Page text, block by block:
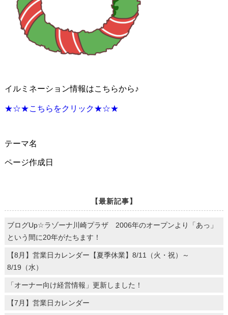
イルミネーション情報はこちらから♪
★☆★こちらをクリック★☆★
テーマ名
ページ作成日
【最新記事】
ブログUp☆ラゾーナ川崎プラザ 2006年のオープンより「あっ」
という間に20年がたちます！
【8月】営業日カレンダー【夏季休業】8/11（火・祝）～
8/19（水）
「オーナー向け経営情報」更新しました！
【7月】営業日カレンダー